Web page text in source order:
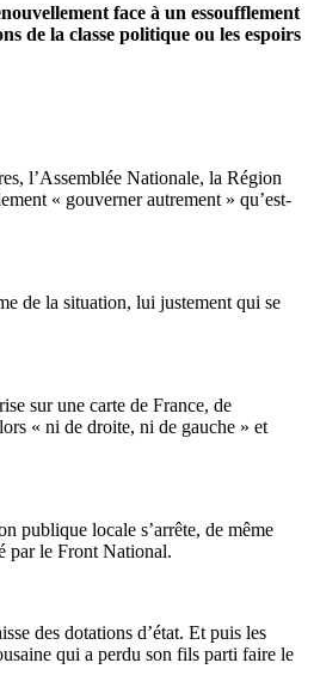
face à un essoufflement
de la classe politique ou les espoirs
l’Assemblée Nationale, la Région
« gouverner autrement » qu’est-
de la situation, lui justement qui se
sur une carte de France, de
« ni de droite, ni de gauche » et
publique locale s’arrête, de même
par le Front National.
des dotations d’état. Et puis les
qui a perdu son fils parti faire le